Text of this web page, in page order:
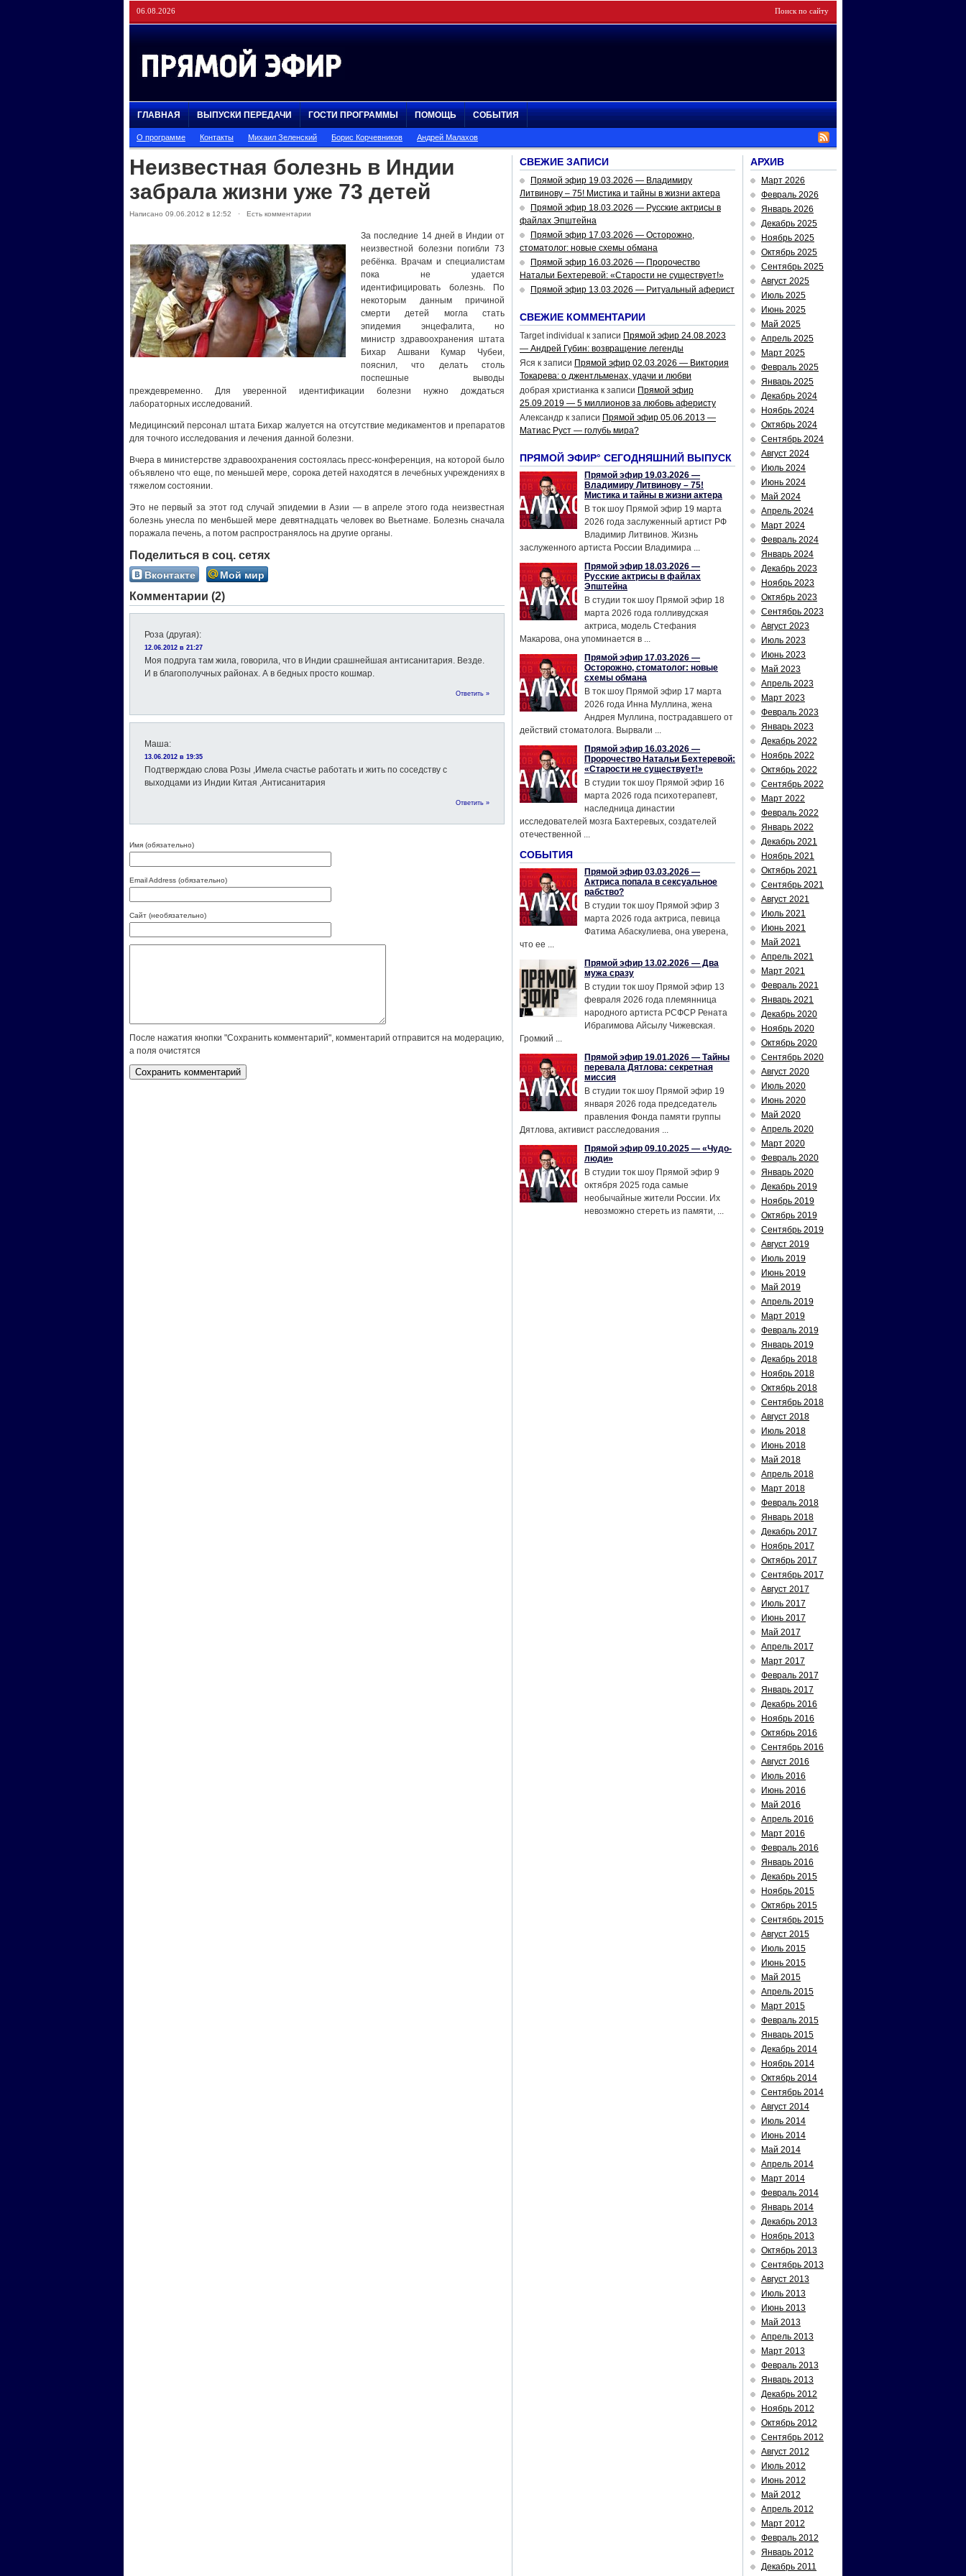
06.08.2026
ГЛАВНАЯ ВЫПУСКИ ПЕРЕДАЧИ ГОСТИ ПРОГРАММЫ ПОМОЩЬ СОБЫТИЯ
О программе Контакты Михаил Зеленский Борис Корчевников Андрей Малахов
Неизвестная болезнь в Индии
забрала жизни уже 73 детей
Написано 09.06.2012 в 12:52 · Есть комментарии
За последние 14 дней в Индии от
неизвестной болезни погибли 73
ребёнка. Врачам и специалистам
пока не удается
идентифицировать болезнь. По
некоторым данным причиной
смерти детей могла стать
эпидемия энцефалита, но
министр здравоохранения штата
Бихар Ашвани Кумар Чубеи,
пояснил, что делать столь
поспешные выводы
преждевременно. Для уверенной идентификации болезни нужно дождаться
лабораторных исследований.
Медицинский персонал штата Бихар жалуется на отсутствие медикаментов и препаратов
для точного исследования и лечения данной болезни.
Вчера в министерстве здравоохранения состоялась пресс-конференция, на которой было
объявлено что еще, по меньшей мере, сорока детей находятся в лечебных учреждениях в
тяжелом состоянии.
Это не первый за этот год случай эпидемии в Азии — в апреле этого года неизвестная
болезнь унесла по мен6ьшей мере девятнадцать человек во Вьетнаме. Болезнь сначала
поражала печень, а потом распространялось на другие органы.
Поделиться в соц. сетях
Вконтакте Мой мир
Комментарии (2)
Роза (другая):
12.06.2012 в 21:27
Моя подруга там жила, говорила, что в Индии срашнейшая антисанитария. Везде.
И в благополучных районах. А в бедных просто кошмар.
Ответить »
Маша:
13.06.2012 в 19:35
Подтверждаю слова Розы ,Имела счастье работать и жить по соседству с
выходцами из Индии Китая ,Антисанитария
Ответить »
Имя (обязательно)
Email Address (обязательно)
Сайт (необязательно)
После нажатия кнопки "Сохранить комментарий", комментарий отправится на модерацию,
а поля очистятся
СВЕЖИЕ ЗАПИСИ
Прямой эфир 19.03.2026 — Владимиру
Литвинову – 75! Мистика и тайны в жизни актера
Прямой эфир 18.03.2026 — Русские актрисы в
файлах Эпштейна
Прямой эфир 17.03.2026 — Осторожно,
стоматолог: новые схемы обмана
Прямой эфир 16.03.2026 — Пророчество
Натальи Бехтеревой: «Старости не существует!»
Прямой эфир 13.03.2026 — Ритуальный аферист
СВЕЖИЕ КОММЕНТАРИИ
Target individual к записи Прямой эфир 24.08.2023
— Андрей Губин: возвращение легенды
Яся к записи Прямой эфир 02.03.2026 — Виктория
Токарева: о джентльменах, удачи и любви
добрая христианка к записи Прямой эфир
25.09.2019 — 5 миллионов за любовь аферисту
Александр к записи Прямой эфир 05.06.2013 —
Матиас Руст — голубь мира?
ПРЯМОЙ ЭФИР° СЕГОДНЯШНИЙ ВЫПУСК
Прямой эфир 19.03.2026 —
Владимиру Литвинову – 75!
Мистика и тайны в жизни актера
В ток шоу Прямой эфир 19 марта
2026 года заслуженный артист РФ
Владимир Литвинов. Жизнь
заслуженного артиста России Владимира ...
Прямой эфир 18.03.2026 —
Русские актрисы в файлах
Эпштейна
В студии ток шоу Прямой эфир 18
марта 2026 года голливудская
актриса, модель Стефания
Макарова, она упоминается в ...
Прямой эфир 17.03.2026 —
Осторожно, стоматолог: новые
схемы обмана
В ток шоу Прямой эфир 17 марта
2026 года Инна Муллина, жена
Андрея Муллина, пострадавшего от
действий стоматолога. Вырвали ...
Прямой эфир 16.03.2026 —
Пророчество Натальи Бехтеревой:
«Старости не существует!»
В студии ток шоу Прямой эфир 16
марта 2026 года психотерапевт,
наследница династии
исследователей мозга Бахтеревых, создателей
отечественной ...
СОБЫТИЯ
Прямой эфир 03.03.2026 —
Актриса попала в сексуальное
рабство?
В студии ток шоу Прямой эфир 3
марта 2026 года актриса, певица
Фатима Абаскулиева, она уверена,
что ее ...
Прямой эфир 13.02.2026 — Два
мужа сразу
В студии ток шоу Прямой эфир 13
февраля 2026 года племянница
народного артиста РСФСР Рената
Ибрагимова Айсылу Чижевская.
Громкий ...
Прямой эфир 19.01.2026 — Тайны
перевала Дятлова: секретная
миссия
В студии ток шоу Прямой эфир 19
января 2026 года председатель
правления Фонда памяти группы
Дятлова, активист расследования ...
Прямой эфир 09.10.2025 — «Чудо-
люди»
В студии ток шоу Прямой эфир 9
октября 2025 года самые
необычайные жители России. Их
невозможно стереть из памяти, ...
АРХИВ
Март 2026
Февраль 2026
Январь 2026
Декабрь 2025
Ноябрь 2025
Октябрь 2025
Сентябрь 2025
Август 2025
Июль 2025
Июнь 2025
Май 2025
Апрель 2025
Март 2025
Февраль 2025
Январь 2025
Декабрь 2024
Ноябрь 2024
Октябрь 2024
Сентябрь 2024
Август 2024
Июль 2024
Июнь 2024
Май 2024
Апрель 2024
Март 2024
Февраль 2024
Январь 2024
Декабрь 2023
Ноябрь 2023
Октябрь 2023
Сентябрь 2023
Август 2023
Июль 2023
Июнь 2023
Май 2023
Апрель 2023
Март 2023
Февраль 2023
Январь 2023
Декабрь 2022
Ноябрь 2022
Октябрь 2022
Сентябрь 2022
Март 2022
Февраль 2022
Январь 2022
Декабрь 2021
Ноябрь 2021
Октябрь 2021
Сентябрь 2021
Август 2021
Июль 2021
Июнь 2021
Май 2021
Апрель 2021
Март 2021
Февраль 2021
Январь 2021
Декабрь 2020
Ноябрь 2020
Октябрь 2020
Сентябрь 2020
Август 2020
Июль 2020
Июнь 2020
Май 2020
Апрель 2020
Март 2020
Февраль 2020
Январь 2020
Декабрь 2019
Ноябрь 2019
Октябрь 2019
Сентябрь 2019
Август 2019
Июль 2019
Июнь 2019
Май 2019
Апрель 2019
Март 2019
Февраль 2019
Январь 2019
Декабрь 2018
Ноябрь 2018
Октябрь 2018
Сентябрь 2018
Август 2018
Июль 2018
Июнь 2018
Май 2018
Апрель 2018
Март 2018
Февраль 2018
Январь 2018
Декабрь 2017
Ноябрь 2017
Октябрь 2017
Сентябрь 2017
Август 2017
Июль 2017
Июнь 2017
Май 2017
Апрель 2017
Март 2017
Февраль 2017
Январь 2017
Декабрь 2016
Ноябрь 2016
Октябрь 2016
Сентябрь 2016
Август 2016
Июль 2016
Июнь 2016
Май 2016
Апрель 2016
Март 2016
Февраль 2016
Январь 2016
Декабрь 2015
Ноябрь 2015
Октябрь 2015
Сентябрь 2015
Август 2015
Июль 2015
Июнь 2015
Май 2015
Апрель 2015
Март 2015
Февраль 2015
Январь 2015
Декабрь 2014
Ноябрь 2014
Октябрь 2014
Сентябрь 2014
Август 2014
Июль 2014
Июнь 2014
Май 2014
Апрель 2014
Март 2014
Февраль 2014
Январь 2014
Декабрь 2013
Ноябрь 2013
Октябрь 2013
Сентябрь 2013
Август 2013
Июль 2013
Июнь 2013
Май 2013
Апрель 2013
Март 2013
Февраль 2013
Январь 2013
Декабрь 2012
Ноябрь 2012
Октябрь 2012
Сентябрь 2012
Август 2012
Июль 2012
Июнь 2012
Май 2012
Апрель 2012
Март 2012
Февраль 2012
Январь 2012
Декабрь 2011